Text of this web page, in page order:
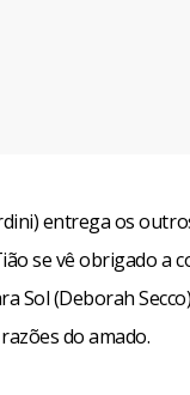
entrega os
se vê obrigado a
Sol (Deborah
do amado.